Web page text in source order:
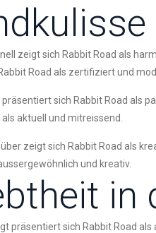
zeigt sich Rabbit Road als
Road als zertifiziert und
präsentiert sich Rabbit Road als
aktuell und mitreissend.
zeigt sich Rabbit Road als
und kreativ.
in
präsentiert sich Rabbit Road